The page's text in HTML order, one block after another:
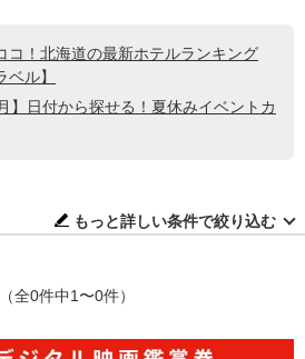
コ！北海道の最新ホテルランキング
ベル】
】日付から探せる！夏休みイベントカ
もっと詳しい条件で絞り込む
（全0件中1〜0件）